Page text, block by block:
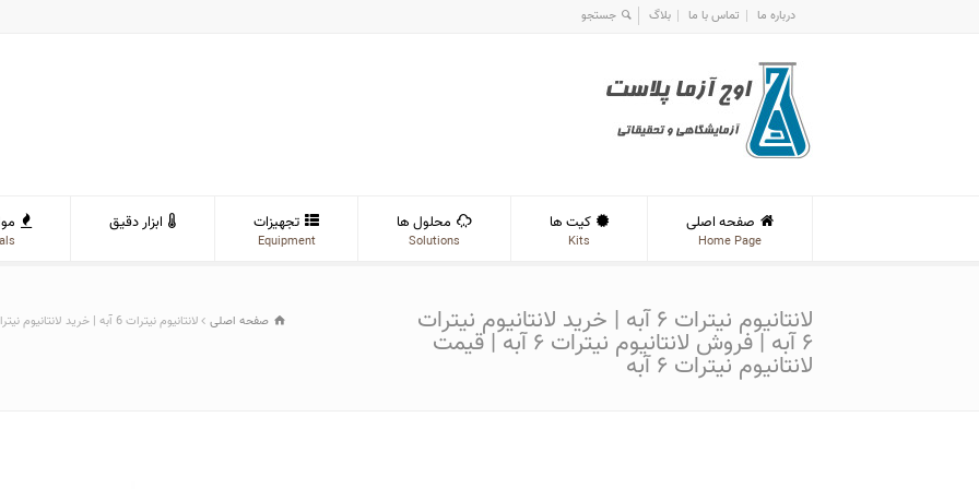
درباره ما تماس با ما بلاگ
صفحه اصلی
Home Page
کیت ها
Kits
محلول ها
Solutions
تجهیزات
Equipment
ابزار دقیق
لانتانیوم نیترات ۶ آبه | خرید لانتانیوم نیترات
۶ آبه | فروش لانتانیوم نیترات ۶ آبه | قیمت
لانتانیوم نیترات ۶ آبه
صفحه اصلی لانتانیوم نیترات 6 آبه | خرید لانتانیوم نیترات 6 آبه | فروش لانتانیوم نیترات 6 آبه | قیمت لانتانیوم نیترات 6 آبه